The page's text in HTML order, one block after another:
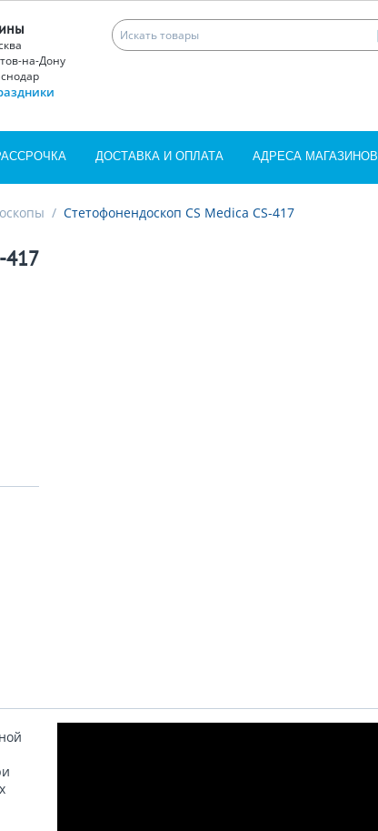
на-Дону
ДОСТАВКА И ОПЛАТА АДРЕСА МАГАЗИНОВ
/ Стетофонендоскоп CS Medica CS-417
417